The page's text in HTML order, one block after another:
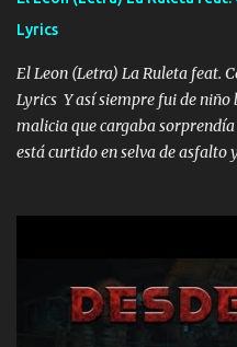
HOMBRE VALIENTE POR
VIO POR LA FAMILIA PARA
los HERMANOS un cerebro
Lyrics
El Leon (Letra) La Ruleta feat.
Lyrics Y así siempre fui de
malicia que cargaba
está curtido en selva de asfalto
pa más pues hay charola les
otra Música Surcando bien mi
los lados aquel que no corre
Ya pasé varias hazañas ya